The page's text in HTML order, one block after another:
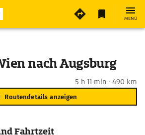
MENÜ
nach Augsburg
5 h 11 min · 490 km
Routendetails anzeigen
Fahrtzeit